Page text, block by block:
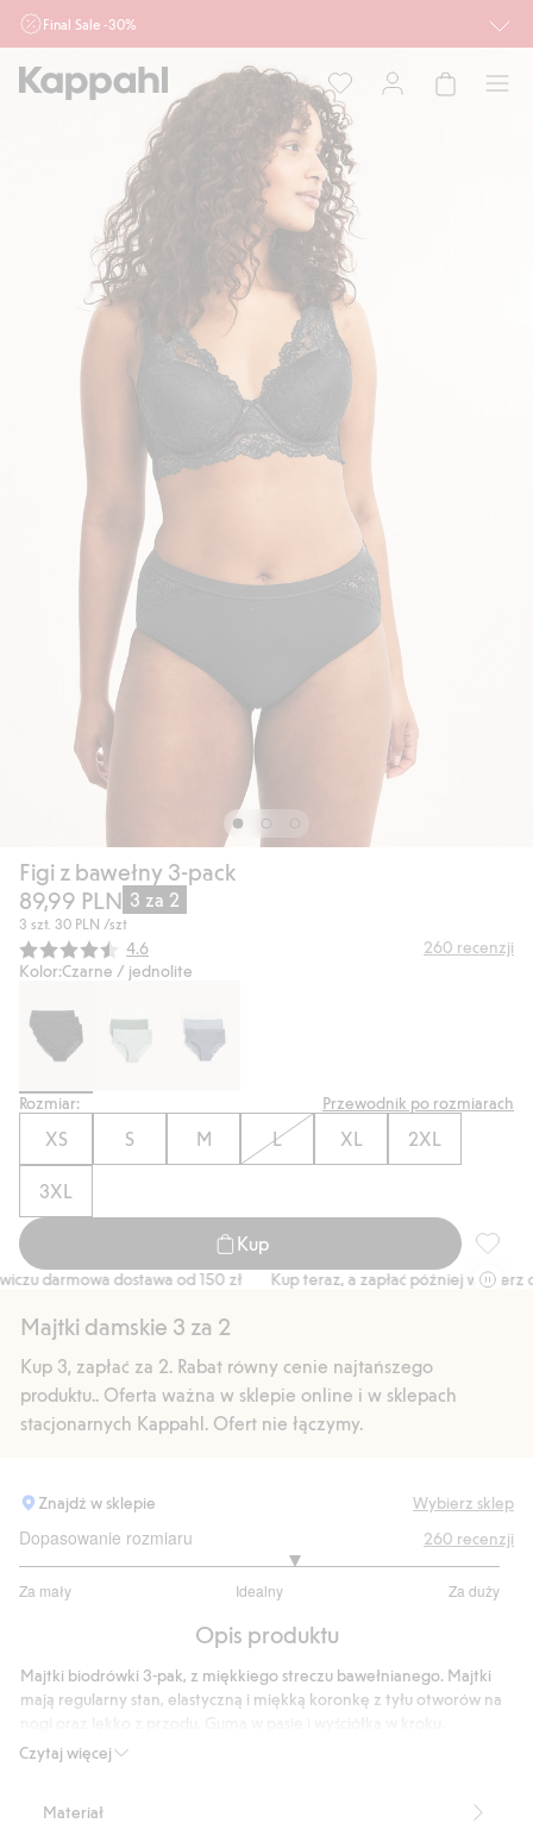
Final Sale -30%
działu outlet do 10.8 w sklepach Kappahl i Newbie oraz na kappahl.com. Ofert
nie łączymy
Mężczyzna Dziecko
Figi z bawełny 3-pack
89,99 PLN 3 za 2
3 szt. 30 PLN /szt
Średnia ocena:
4.6 260 recenzji
Kolor:Czarne / jednolite
Rozmiar: Przewodnik po rozmiarach
XS S M L XL 2XL
3XL
Kup
Figi z
darmowa dostawa od 150 zł Kup teraz, a zapłać później wybierz
Majtki damskie 3 za 2
Kup 3, zapłać za 2. Rabat równy cenie najtańszego
produktu.. Oferta ważna w sklepie online i w sklepach
stacjonarnych Kappahl. Ofert nie łączymy.
Znajdź w sklepie Wybierz sklep
Dopasowanie rozmiaru
Za mały Idealny Za duży
na
207
głosów
260 recenzji
Opis produktu
Czytaj więcej
Majtki biodrówki 3-pak, z miękkiego streczu bawełnianego. Majtki
mają regularny stan, elastyczną i miękką koronkę z tyłu otworów na
Biodrówki
Koronkowe detale
Materiał